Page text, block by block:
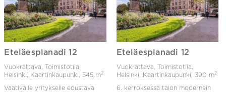
Eteläesplanadi 12
Vuokrattava, Toimistotila,
Helsinki, Kaartinkaupunki, 545 m2
Vaativalle yritykselle edustava
Eteläesplanadi 12
Vuokrattava, Toimistotila,
Helsinki, Kaartinkaupunki,
390 m2
6. kerroksessa talon modernein